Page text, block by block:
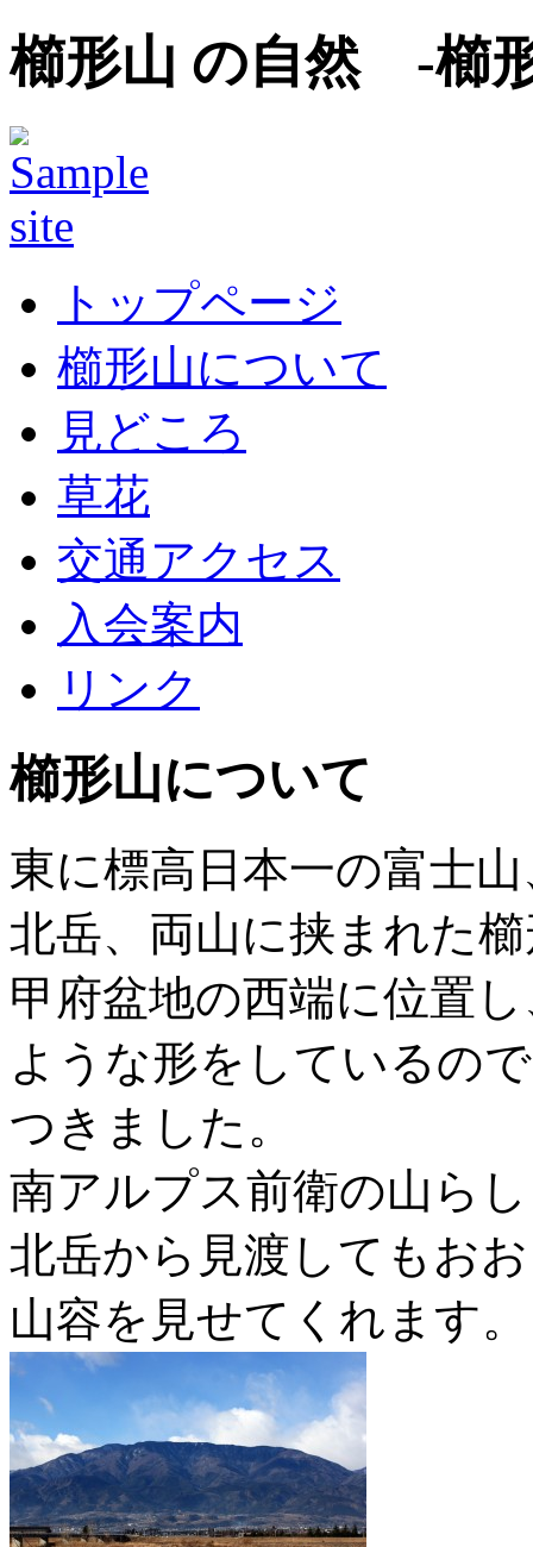
櫛形山 の自然 -櫛
トップページ
櫛形山について
見どころ
草花
交通アクセス
入会案内
リンク
櫛形山について
東に標高日本一の富士
北岳、両山に挟まれた
甲府盆地の西端に位置
ような形をしているの
つきました。
南アルプス前衛の山ら
北岳から見渡してもお
山容を見せてくれます。